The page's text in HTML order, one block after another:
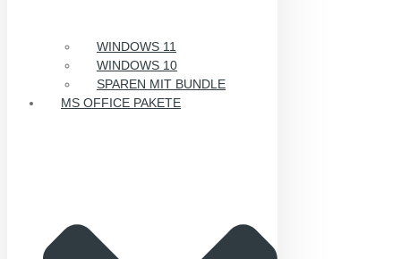
WINDOWS 11
WINDOWS 10
SPAREN MIT BUNDLE
MS OFFICE PAKETE